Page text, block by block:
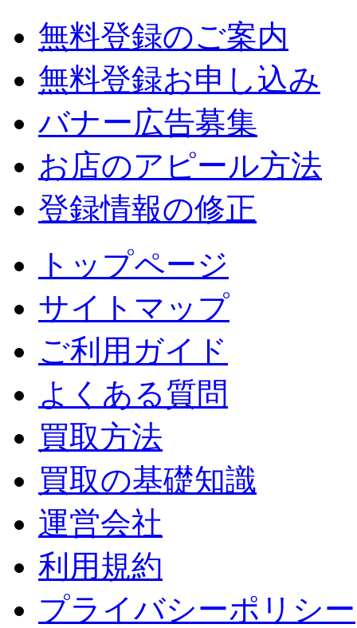
無料登録のご案内
無料登録お申し込み
バナー広告募集
お店のアピール方法
登録情報の修正
トップページ
サイトマップ
ご利用ガイド
よくある質問
買取方法
買取の基礎知識
運営会社
利用規約
プライバシーポリシー